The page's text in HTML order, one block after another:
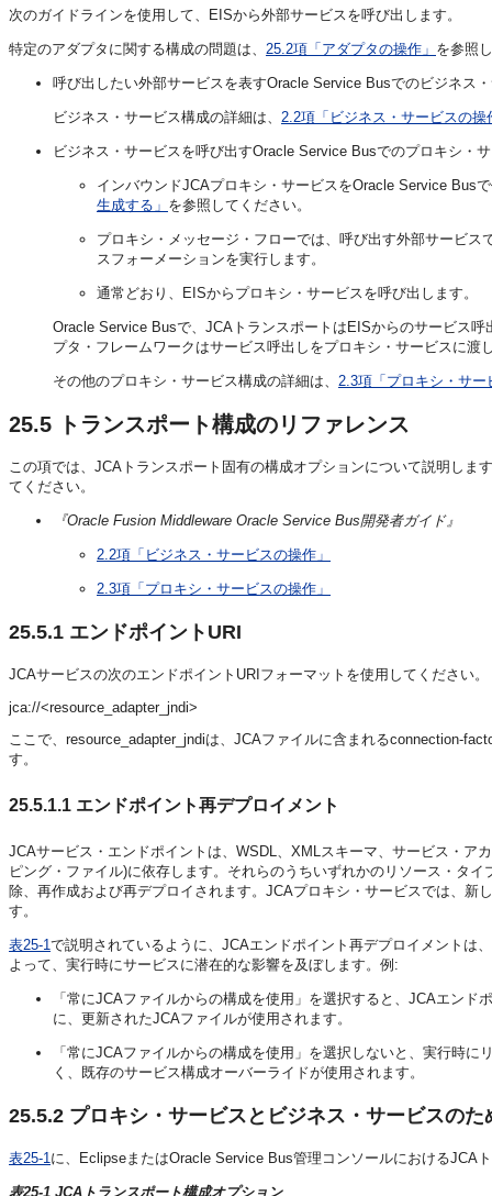
次のガイドラインを使用して、EISから外部サービスを呼び出します。
特定のアダプタに関する構成の問題は、 25.2項「アダプタの操作」 を参照
呼び出したい外部サービスを表すOracle Service Busでのビジネス
ビジネス・サービス構成の詳細は、 2.2項「ビジネス・サービスの操
ビジネス・サービスを呼び出すOracle Service Busでのプロキシ・
インバウンドJCAプロキシ・サービスをOracle Service Bus
生成する」 を参照してください。
プロキシ・メッセージ・フローでは、呼び出す外部サービ
スフォーメーションを実行します。
通常どおり、EISからプロキシ・サービスを呼び出します。
Oracle Service Busで、JCAトランスポートはEISからのサービス
プタ・フレームワークはサービス呼出しをプロキシ・サービスに渡
その他のプロキシ・サービス構成の詳細は、 2.3項「プロキシ・サー
25.5 トランスポート構成のリファレンス
この項では、JCAトランスポート固有の構成オプションについて説明し
てください。
『Oracle Fusion Middleware Oracle Service Bus開発者ガイド』
2.2項「ビジネス・サービスの操作」
2.3項「プロキシ・サービスの操作」
25.5.1 エンドポイントURI
JCAサービスの次のエンドポイントURIフォーマットを使用してください。
jca://<resource_adapter_jndi>
ここで、resource_adapter_jndiは、JCAファイルに含まれるconnection-
す。
25.5.1.1 エンドポイント再デプロイメント
JCAサービス・エンドポイントは、WSDL、XMLスキーマ、サービス・ア
ピング・ファイル)に依存します。それらのうちいずれかのリソース・タ
除、再作成および再デプロイされます。JCAプロキシ・サービスでは、
す。
表25-1で説明されているように、JCAエンドポイント再デプロイメントは
よって、実行時にサービスに潜在的な影響を及ぼします。例:
「常にJCAファイルからの構成を使用」を選択すると、JCAエン
に、更新されたJCAファイルが使用されます。
「常にJCAファイルからの構成を使用」を選択しないと、実行時
く、既存のサービス構成オーバーライドが使用されます。
25.5.2 プロキシ・サービスとビジネス・サービスの
表25-1 に、EclipseまたはOracle Service Bus管理コンソールにおけるJCA
表25-1 JCAトランスポート構成オプション